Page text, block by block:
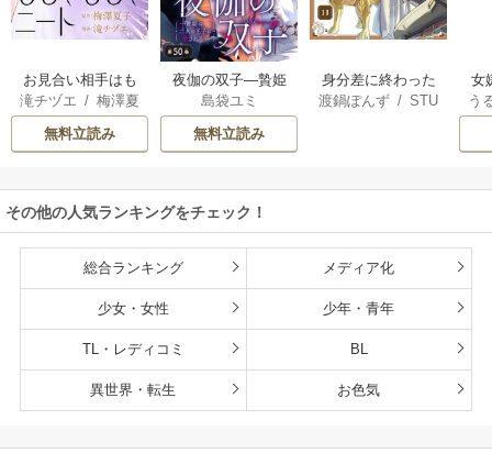
お見合い相手はも
じゃもじゃニート
滝チヅエ /梅澤夏
子（エブリスタ）
無料立読み
夜伽の双子―贄姫
は二人の王子に愛
される―【マイク
ロ】
島袋ユミ
無料立読み
身分差に終わった
恋を、今さらです
渡鍋ぽんず /STU
女
一
う
その他の人気ランキングをチェック！
総合ランキング メディア化
少女・女性 少年・青年
TL・レディコミ BL
異世界・転生 お色気